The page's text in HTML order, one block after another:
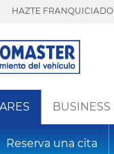
HAZTE FRANQUICIADO
BUSINESS
Reserva una cita